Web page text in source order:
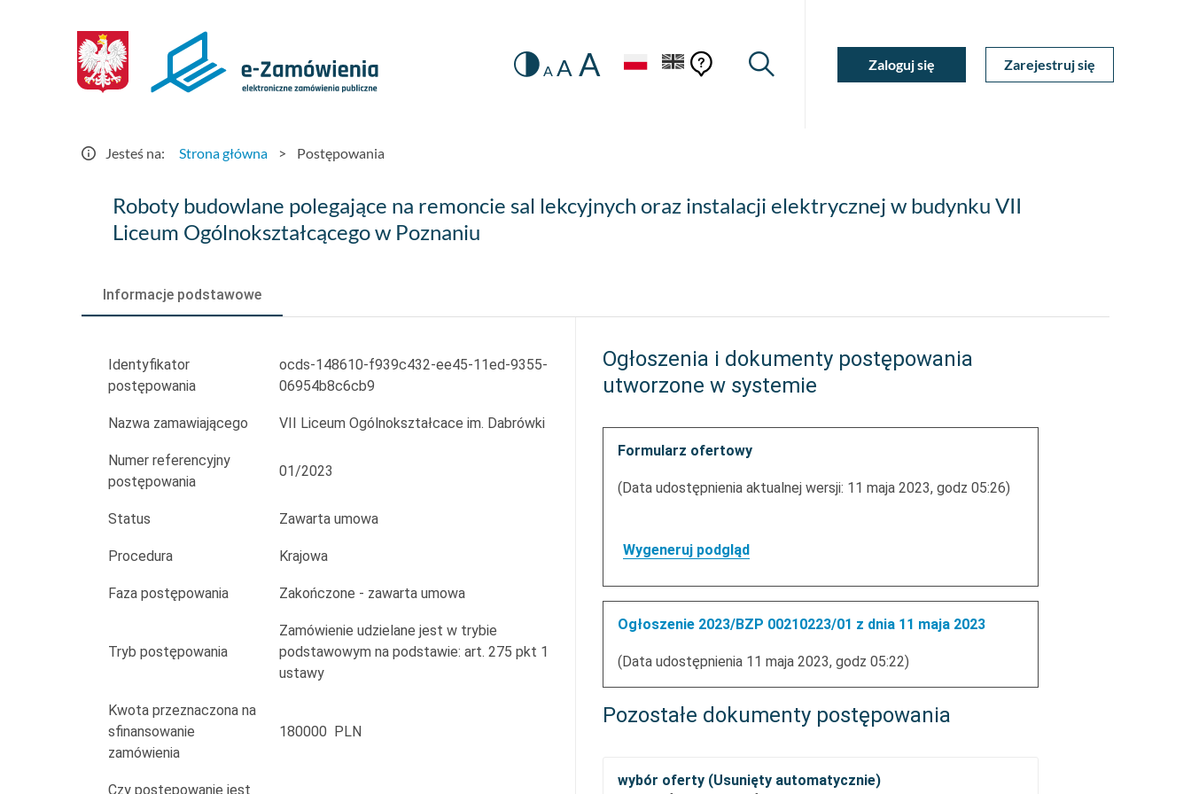
Postępowania
HEADER.SETTINGS_SR
Zmiana
A A A
Pomoc
PomocWyszukiwarka
MojeZaloguj się Zarejestruj się
Jesteś na: Strona główna > Postępowania
Roboty
budowlane
na
sal
instalacji
elektrycznej
budynku
Liceum
Ogólnokształcącego
Poznaniu
Roboty budowlane polegające na remoncie sal lekcyjnych oraz instalacji elektrycznej w budynku VII
Liceum Ogólnokształcącego w Poznaniu
Informacje podstawowe
Identyfikator
postępowania
ocds-148610-f939c432-ee45-11ed-9355-
06954b8c6cb9
Nazwa zamawiającego VII Liceum Ogólnokształcace im. Dabrówki
Numer referencyjny
postępowania
01/2023
Status Zawarta umowa
Procedura Krajowa
Faza postępowania Zakończone - zawarta umowa
Tryb postępowania
Zamówienie udzielane jest w trybie
podstawowym na podstawie: art. 275 pkt 1
ustawy
Kwota przeznaczona na
sfinansowanie
zamówienia
180000 PLN
Czy postępowanie jest
Ogłoszenia i dokumenty postępowania
utworzone w systemie
Formularz ofertowy
(Data udostępnienia aktualnej wersji: 11 maja 2023, godz 05:26)
Wygeneruj podgląd
Ogłoszenie 2023/BZP 00210223/01 z dnia 11 maja 2023
(Data udostępnienia 11 maja 2023, godz 05:22)
Pozostałe dokumenty postępowania
wybór oferty (Usunięty automatycznie)